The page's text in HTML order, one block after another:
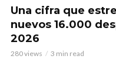
Una cifra que
nuevos 16.000
2026
280 views 3 min read